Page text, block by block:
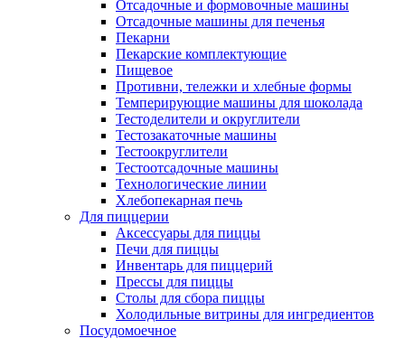
Отсадочные и формовочные машины
Отсадочные машины для печенья
Пекарни
Пекарские комплектующие
Пищевое
Противни, тележки и хлебные формы
Темперирующие машины для шоколада
Тестоделители и округлители
Тестозакаточные машины
Тестоокруглители
Тестоотсадочные машины
Технологические линии
Хлебопекарная печь
Для пиццерии
Аксессуары для пиццы
Печи для пиццы
Инвентарь для пиццерий
Прессы для пиццы
Столы для сбора пиццы
Холодильные витрины для ингредиентов
Посудомоечное